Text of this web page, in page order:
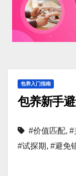
包养入门指南
包养新手
#价值匹配, #
#试探期, #避免